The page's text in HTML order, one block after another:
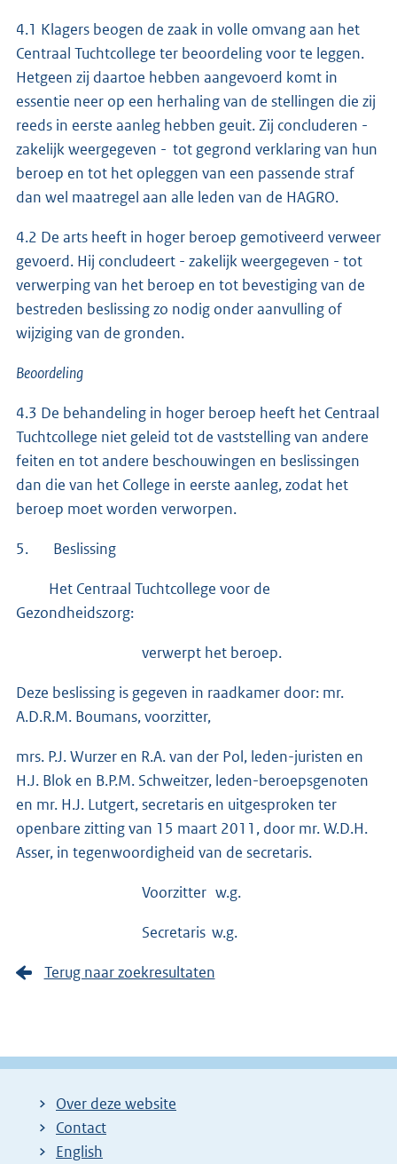
4.1 Klagers beogen de zaak in volle omvang aan het
Centraal Tuchtcollege ter beoordeling voor te leggen.
Hetgeen zij daartoe hebben aangevoerd komt in
essentie neer op een herhaling van de stellingen die zij
reeds in eerste aanleg hebben geuit. Zij concluderen -
zakelijk weergegeven - tot gegrond verklaring van hun
beroep en tot het opleggen van een passende straf
dan wel maatregel aan alle leden van de HAGRO.
4.2 De arts heeft in hoger beroep gemotiveerd verweer
gevoerd. Hij concludeert - zakelijk weergegeven - tot
verwerping van het beroep en tot bevestiging van de
bestreden beslissing zo nodig onder aanvulling of
wijziging van de gronden.
Beoordeling
4.3 De behandeling in hoger beroep heeft het Centraal
Tuchtcollege niet geleid tot de vaststelling van andere
feiten en tot andere beschouwingen en beslissingen
dan die van het College in eerste aanleg, zodat het
beroep moet worden verworpen.
5. Beslissing
Het Centraal Tuchtcollege voor de
Gezondheidszorg:
verwerpt het beroep.
Deze beslissing is gegeven in raadkamer door: mr.
A.D.R.M. Boumans, voorzitter,
mrs. P.J. Wurzer en R.A. van der Pol, leden-juristen en
H.J. Blok en B.P.M. Schweitzer, leden-beroepsgenoten
en mr. H.J. Lutgert, secretaris en uitgesproken ter
openbare zitting van 15 maart 2011, door mr. W.D.H.
Asser, in tegenwoordigheid van de secretaris.
Voorzitter w.g.
Secretaris w.g.
Terug naar zoekresultaten
Over deze website
Contact
English